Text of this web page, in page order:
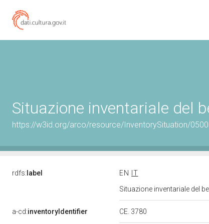
Situazione inventariale del
https://w3id.org/arco/resource/InventorySituation/
rdfs: label EN
IT
Situazione inventariale del
a-cd:inventoryIdentifier CE. 3780